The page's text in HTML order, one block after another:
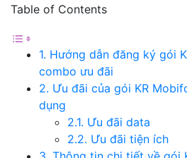
Table of Contents
1. Hướng dẫn đăng ký gói
combo ưu đãi
2. Ưu đãi của gói KR
dụng
2.1. Ưu đãi data
2.2. Ưu đãi tiện ích